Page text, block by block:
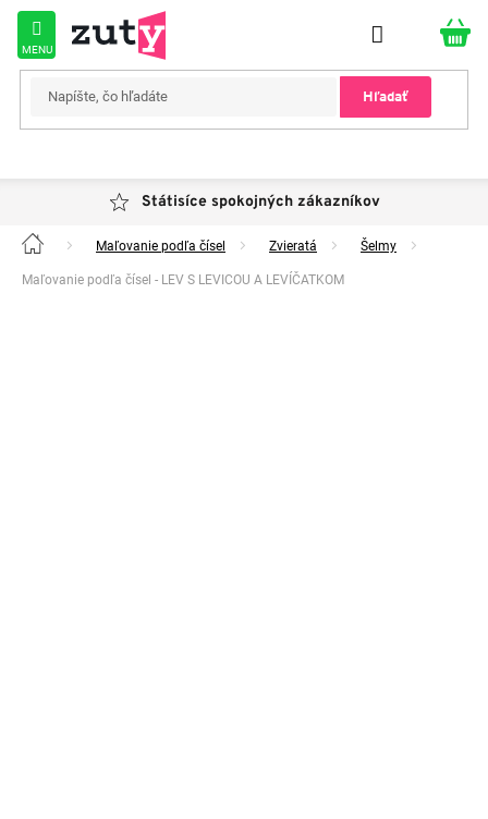
Prejsť
obsah
Hľadať
Státisíce spokojných zákazníkov
Domov Maľovanie podľa čísel Zvieratá Šelmy
Maľovanie podľa čísel - LEV S LEVICOU A LEVÍČATKOM